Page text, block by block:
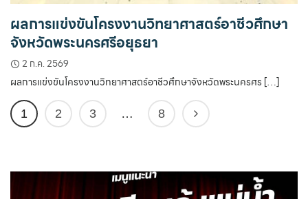
ผลการแข่งขันโครงงานวิทยาศาสตร์อาชีวศึกษา
จังหวัดพระนครศรีอยุธยา
2 ก.ค. 2569
ผลการแข่งขันโครงงานวิทยาศาสตร์อาชีวศึกษาจังหวัดพระนครศร […]
1 2 3 … 8